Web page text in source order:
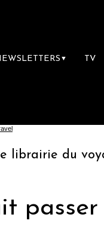
▼ TV
du voyage
passer